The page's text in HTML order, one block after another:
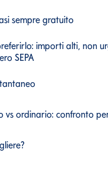
sempre gratuito
sempre gratuito
importi alti, non
importi alti, non
SEPA
vs ordinario: confronto
vs ordinario: confronto